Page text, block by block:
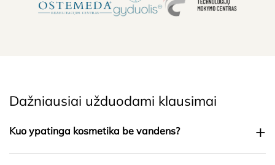
Dažniausiai užduodami klausimai
Kuo ypatinga kosmetika be vandens? +